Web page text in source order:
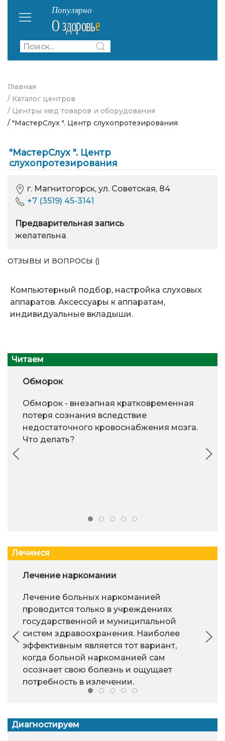
Главная
/ Каталог центров
/ Центры мед товаров и оборудования
/ "МастерСлух ". Центр слухопротезирования
"МастерСлух ". Центр
слухопротезирования
г. Магнитогорск, ул. Советская, 84
+7 (3519) 45-3141
Предварительная запись
желательна
ОТЗЫВЫ И ВОПРОСЫ ()
Компьютерный подбор, настройка слуховых
аппаратов. Аксессуары к аппаратам,
индивидуальные вкладыши.
Читаем
Обморок
Обморок - внезапная кратковременная
потеря сознания вследствие
недостаточного кровоснабжения мозга.
Что делать?
Лечимся
Лечение наркомании
Лечение больных наркоманией
проводится только в учреждениях
государственной и муниципальной
систем здравоохранения. Наиболее
эффективным является тот вариант,
когда больной наркоманией сам
осознает свою болезнь и ощущает
потребность в излечении.
Диагностируем